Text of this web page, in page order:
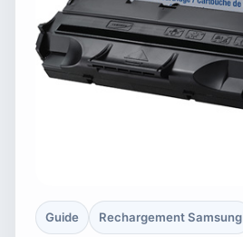
Guide Rechargement Samsung